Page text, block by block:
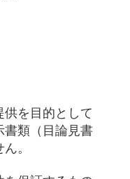
を目的として
書類（目論見書
。